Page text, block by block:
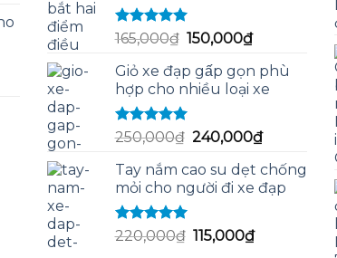
tại
12,500,000₫.
Được xếp
hạng
sao
165,000₫ Giá
là:
165,000₫.
150,000₫Giá
tại
là:
Giỏ xe đạp gấp gọn phù
hợp cho nhiều loại xe
Được xếp
hạng
sao
250,000₫ Giá
là:
250,000₫.
240,000₫Giá
tại
là:
240,000₫.
Tay nắm cao su dẹt chống
mỏi cho người đi xe đạp
Được xếp
hạng
220,000₫ Giá
115,000₫Giá